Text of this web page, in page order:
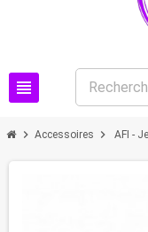
view_headline
chevron_right Accessoires chevron_right AFI -